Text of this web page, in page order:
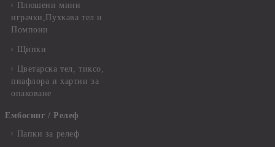
Плюшени мини
играчки,Пухкава тел и
Помпони
Щипки
Цветарска тел, тиксо,
пиафлора и хартии за
опаковане
Ембосинг / Релеф
Папки за релеф